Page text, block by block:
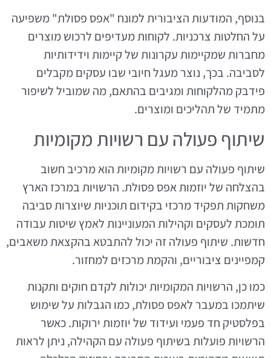
בנוסף, המודעות הציבורית למונח "אפס פסולת" משפיעה
על החלטות צרכניות. לקוחות מעדיפים לרכוש מוצרים
מחברות שמקיימות עקרונות של קיימות וידידותיות
לסביבה. בכך, נוצר מעגל חיובי שבו עסקים מקבלים
פידבק מהלקוחות ומגיבים בהתאם, מה שמוביל לשיפור
מתמיד של תהליכים ומוצרים.
שיתוף פעולה עם רשויות מקומיות
שיתוף פעולה עם רשויות מקומיות הוא מרכיב חשוב
בהצלחה של יוזמות אפס פסולת. הרשויות במרכז הארץ
משחקות תפקיד מרכזי בקידום תוכניות שיוצרות סביבה
תומכת לעסקים וקהילות המעוניינות לאמץ שיטות עבודה
חדשות. שיתוף פעולה זה יכול להתבטא בהקצאת משאבים,
קמפיינים ציבוריים, והקמת מרכזים למחזור.
כמו כן, הרשויות המקומיות יכולות לקדם חוקים ותקנות
שיתמכו במעבר לאפס פסולת, כמו הגבלות על שימוש
בפלסטיק חד פעמי ועידוד של יוזמות ירוקות. כאשר
הרשויות פועלות בשיתוף פעולה עם הקהילה, ניתן לראות